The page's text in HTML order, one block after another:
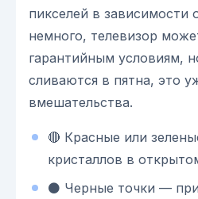
пикселей в зависимости
немного, телевизор
гарантийным условиям,
сливаются в пятна, это
вмешательства.
🔴 Красные или
кристаллов в
⚫ Черные точки —